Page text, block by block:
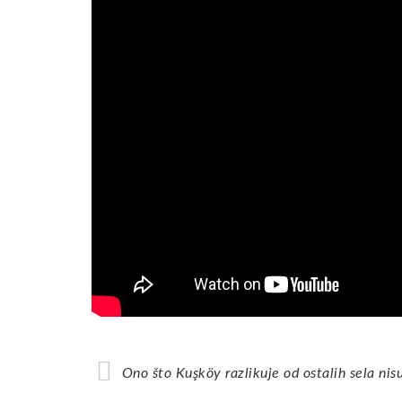
Ono što Kuşköy razlikuje od ostalih sela